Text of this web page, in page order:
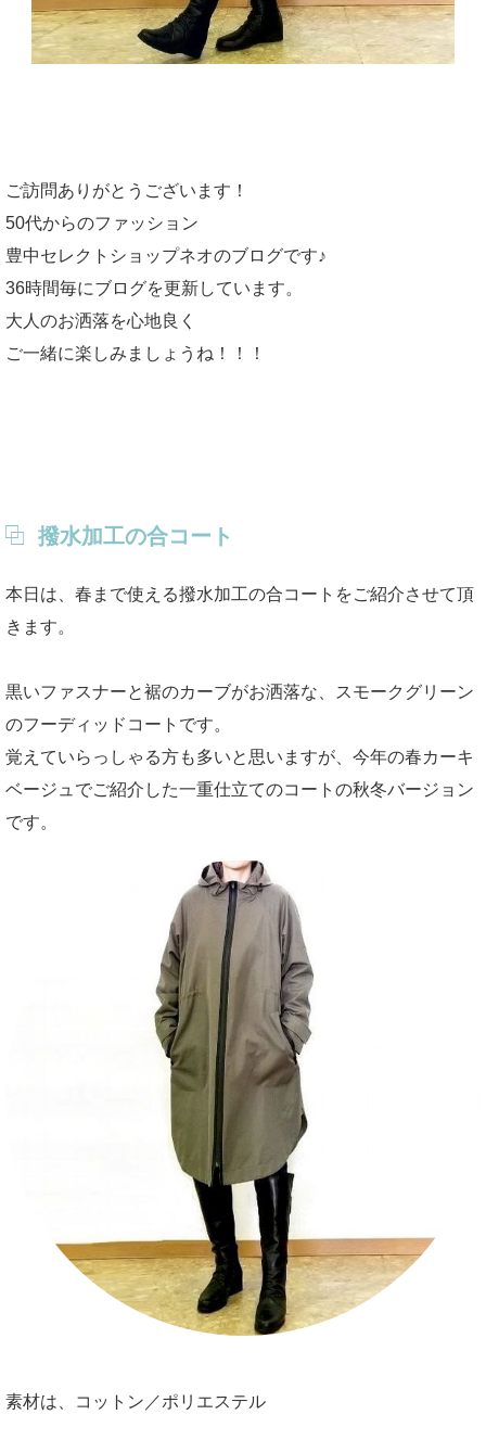
ご訪問ありがとうございます！
50代からのファッション
豊中セレクトショップネオのブログです♪
36時間毎にブログを更新しています。
大人のお洒落を心地良く
ご一緒に楽しみましょうね！！！
撥水加工の合コート
本日は、春まで使える撥水加工の合コートをご紹介させて頂
きます。
黒いファスナーと裾のカーブがお洒落な、スモークグリーン
のフーディッドコートです。
覚えていらっしゃる方も多いと思いますが、今年の春カーキ
ベージュでご紹介した一重仕立てのコートの秋冬バージョン
です。
素材は、コットン／ポリエステル